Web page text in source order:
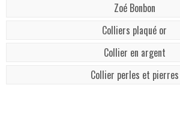
Zoé Bonbon
Colliers plaqué or
Collier en argent
Collier perles et pierres